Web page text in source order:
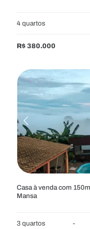
4 quartos
R$ 380.000
Casa à venda com
Mansa
3 quartos -